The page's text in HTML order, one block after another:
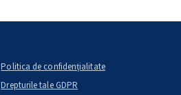
Politica de confidențialitate
Drepturile tale GDPR